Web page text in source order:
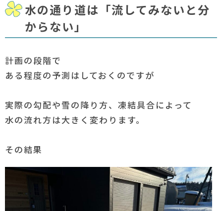
水の通り道は「流してみないと分
からない」
計画の段階で
ある程度の予測はしておくのですが
実際の勾配や雪の降り方、凍結具合によって
水の流れ方は大きく変わります。
その結果